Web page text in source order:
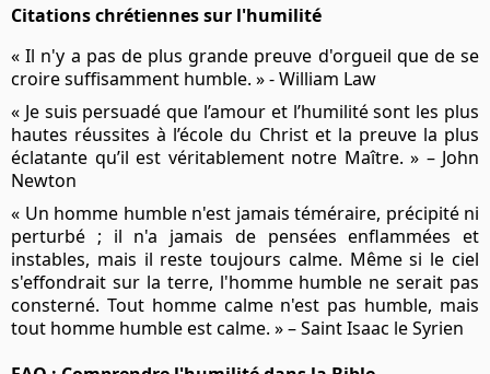
Citations chrétiennes sur l'humilité
« Il n'y a pas de plus grande preuve d'orgueil que de se
croire suffisamment humble. » - William Law
« Je suis persuadé que l’amour et l’humilité sont les plus
hautes réussites à l’école du Christ et la preuve la plus
éclatante qu’il est véritablement notre Maître. » – John
Newton
« Un homme humble n'est jamais téméraire, précipité ni
perturbé ; il n'a jamais de pensées enflammées et
instables, mais il reste toujours calme. Même si le ciel
s'effondrait sur la terre, l'homme humble ne serait pas
consterné. Tout homme calme n'est pas humble, mais
tout homme humble est calme. » – Saint Isaac le Syrien